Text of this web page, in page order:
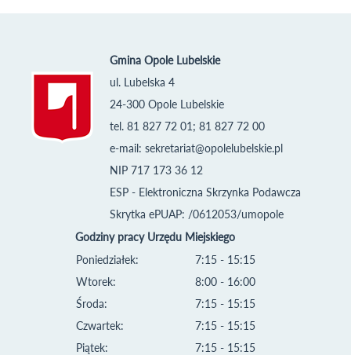
Gmina Opole Lubelskie
ul. Lubelska 4
24-300 Opole Lubelskie
tel. 81 827 72 01; 81 827 72 00
e-mail: sekretariat@opolelubelskie.pl
NIP 717 173 36 12
ESP - Elektroniczna Skrzynka Podawcza
Skrytka ePUAP: /0612053/umopole
Godziny pracy Urzędu Miejskiego
Poniedziałek:
Wtorek:
Środa:
Czwartek:
Piątek:
7:15 - 15:15
8:00 - 16:00
7:15 - 15:15
7:15 - 15:15
7:15 - 15:15